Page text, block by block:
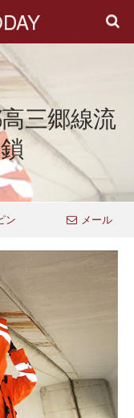
三郷線流
ン メール